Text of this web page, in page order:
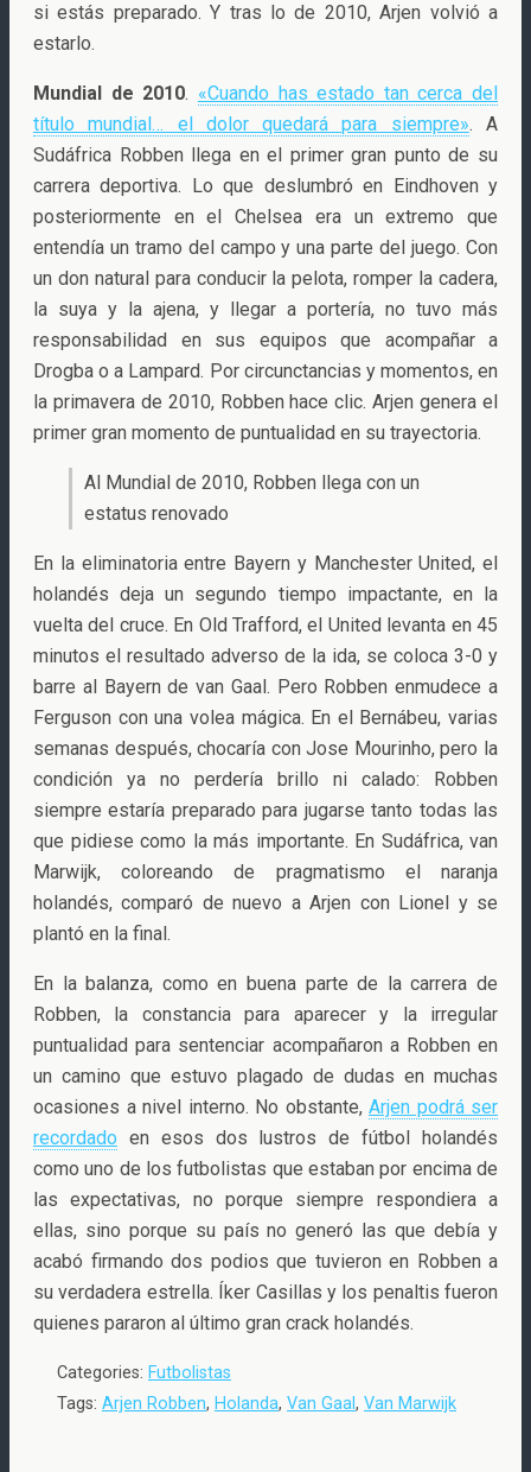
si estás preparado. Y tras lo de 2010, Arjen volvió a
estarlo.
Mundial de 2010. «Cuando has estado tan cerca del
título mundial… el dolor quedará para siempre». A
Sudáfrica Robben llega en el primer gran punto de su
carrera deportiva. Lo que deslumbró en Eindhoven y
posteriormente en el Chelsea era un extremo que
entendía un tramo del campo y una parte del juego. Con
un don natural para conducir la pelota, romper la cadera,
la suya y la ajena, y llegar a portería, no tuvo más
responsabilidad en sus equipos que acompañar a
Drogba o a Lampard. Por circunctancias y momentos, en
la primavera de 2010, Robben hace clic. Arjen genera el
primer gran momento de puntualidad en su trayectoria.
Al Mundial de 2010, Robben llega con un
estatus renovado
En la eliminatoria entre Bayern y Manchester United, el
holandés deja un segundo tiempo impactante, en la
vuelta del cruce. En Old Trafford, el United levanta en 45
minutos el resultado adverso de la ida, se coloca 3-0 y
barre al Bayern de van Gaal. Pero Robben enmudece a
Ferguson con una volea mágica. En el Bernábeu, varias
semanas después, chocaría con Jose Mourinho, pero la
condición ya no perdería brillo ni calado: Robben
siempre estaría preparado para jugarse tanto todas las
que pidiese como la más importante. En Sudáfrica, van
Marwijk, coloreando de pragmatismo el naranja
holandés, comparó de nuevo a Arjen con Lionel y se
plantó en la final.
En la balanza, como en buena parte de la carrera de
Robben, la constancia para aparecer y la irregular
puntualidad para sentenciar acompañaron a Robben en
un camino que estuvo plagado de dudas en muchas
ocasiones a nivel interno. No obstante, Arjen podrá ser
recordado en esos dos lustros de fútbol holandés
como uno de los futbolistas que estaban por encima de
las expectativas, no porque siempre respondiera a
ellas, sino porque su país no generó las que debía y
acabó firmando dos podios que tuvieron en Robben a
su verdadera estrella. Íker Casillas y los penaltis fueron
quienes pararon al último gran crack holandés.
Categories: Futbolistas
Tags: Arjen Robben, Holanda, Van Gaal, Van Marwijk